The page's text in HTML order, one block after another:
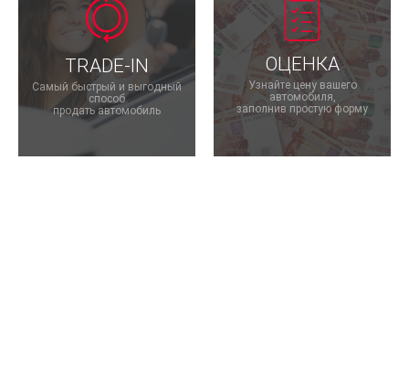
TRADE-IN
Самый быстрый и выгодный
способ
продать автомобиль
ОЦЕНКА
Узнайте цену вашего
автомобиля,
заполнив простую форму